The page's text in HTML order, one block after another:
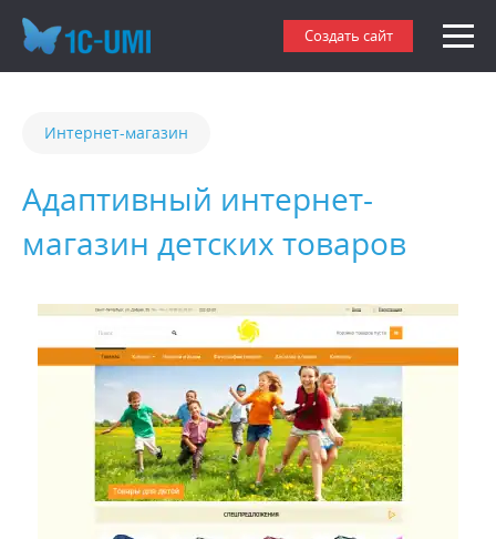
Создать сайт
Интернет-магазин
Адаптивный интернет-
магазин детских товаров